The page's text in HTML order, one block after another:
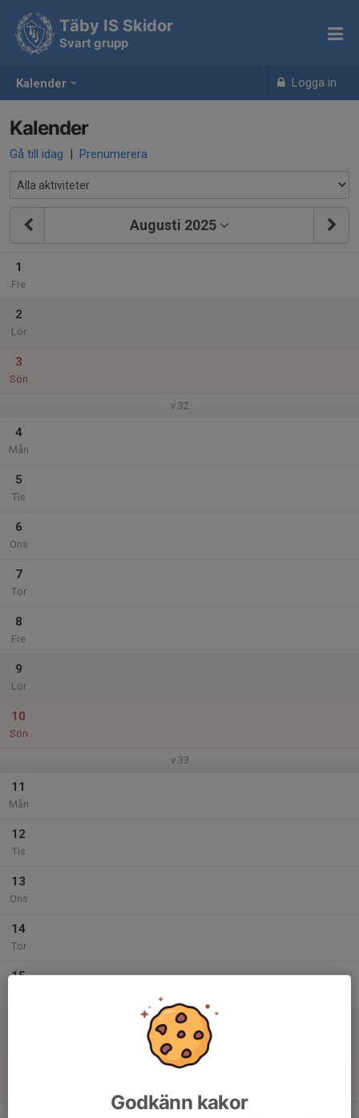
Kalender Logga in
Täby IS Skidor
Svart grupp
Kalender
Gå till idag | Prenumerera
Augusti 2025
1
Fre
2
Lör
3
Sön
v.32
4
Mån
5
Tis
6
Ons
7
Tor
8
Fre
9
Lör
10
Sön
v.33
11
Mån
12
Tis
13
Ons
14
Tor
15
Godkänn kakor